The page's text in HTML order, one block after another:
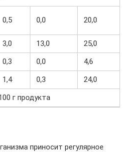
0,5 0,0 20,0
3,0 13,0 25,0
0,3 0,0 4,6
1,4 0,3 24,0
г продукта
приносит регулярное